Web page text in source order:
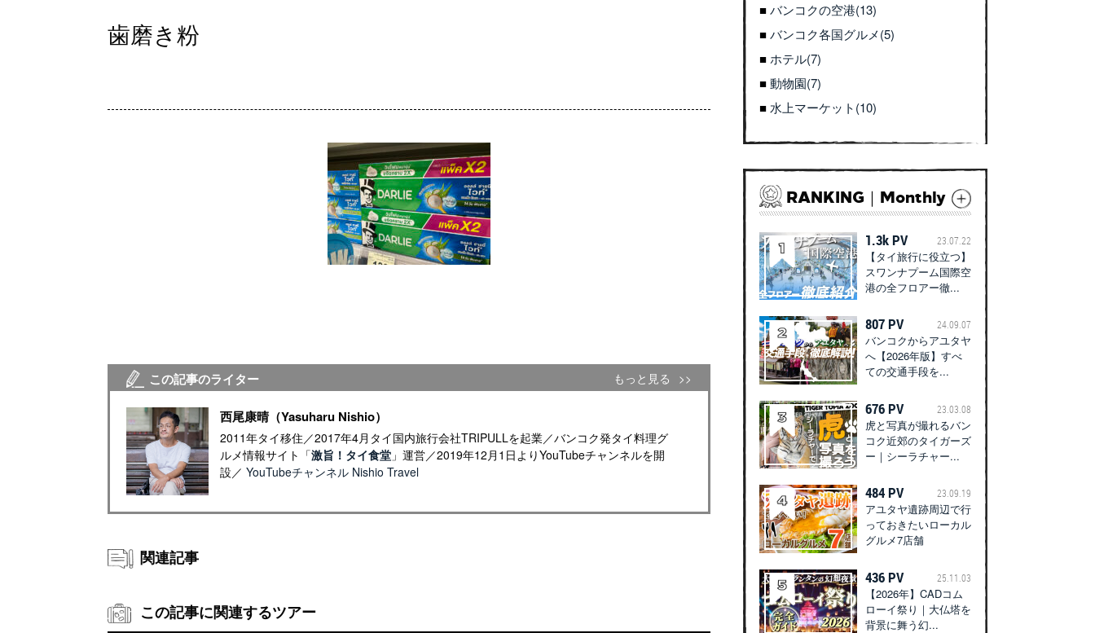
歯磨き粉
この記事のライター もっと見る
西尾康晴（Yasuharu Nishio）
2011年タイ移住／2017年4月タイ国内旅行会社TRIPULLを起業／バンコク発タイ料理グ
ルメ情報サイト「激旨！タイ食堂」運営／2019年12月1日よりYouTubeチャンネルを開
設／ YouTubeチャンネル Nishio Travel
関連記事
この記事に関連するツアー
バンコクの空港(13)
バンコク各国グルメ(5)
ホテル(7)
動物園(7)
水上マーケット(10)
RANKING｜Monthly
1.3k PV 23.07.22
【タイ旅行に役立つ】
スワンナプーム国際空
港の全フロアー徹...
807 PV 24.09.07
バンコクからアユタヤ
へ【2026年版】すべ
ての交通手段を...
676 PV 23.03.08
虎と写真が撮れるバン
コク近郊のタイガーズ
ー｜シーラチャー...
484 PV 23.09.19
アユタヤ遺跡周辺で行
っておきたいローカル
グルメ7店舗
436 PV 25.11.03
【2026年】CADコム
ローイ祭り｜大仏塔を
背景に舞う幻...